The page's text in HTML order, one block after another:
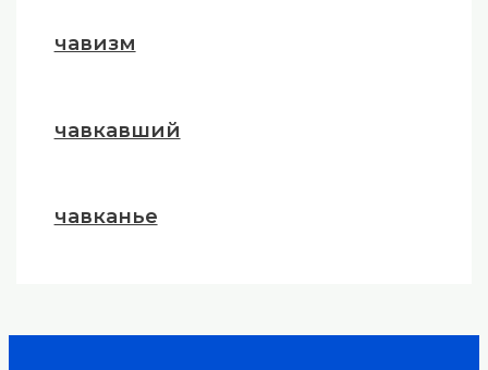
чавизм
чавкавший
чавканье